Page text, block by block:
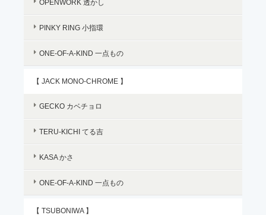
OPENWORK 透かし
PINKY RING 小指環
ONE-OF-A-KIND 一点もの
【 JACK MONO-CHROME 】
GECKO カベチョロ
TERU-KICHI てる吉
KASA かさ
ONE-OF-A-KIND 一点もの
【 TSUBONIWA 】